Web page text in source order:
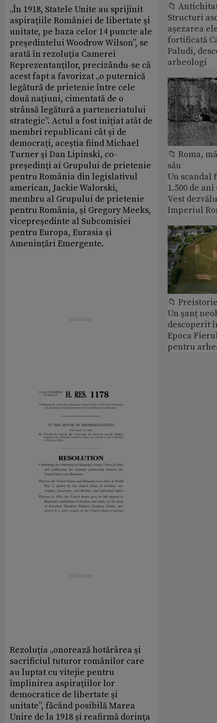
„În 1918, Statele Unite au sprijinit
aspiraţiile României de libertate şi
unitate, pe baza celor 14 puncte ale
preşedintelui Woodrow Wilson”, se
arată în rezoluţia Camerei
Reprezentanţilor, precizându-se că
acest fapt a favorizat „o puternică
legătură de prietenie între cele
două naţiuni, cimentată de o
strânsă legătură a parteneriatului
strategic”. Actul a fost iniţiat atât de
membri republicani cât şi de
democraţi, aceştia fiind Michael
Turner şi Dan Lipinski, co-
preşedinţi ai Grupului de prietenie
pentru România din legislativul
american, Jackie Walorski,
membru al Grupului de prietenie
pentru România, şi Gregory Meeks,
vicepreşedinte al Subcomisiei
pentru Europa, Eurasia şi
Ameninţări Emergente.
Rezoluţia „onorează hotărârea şi
sacrificiul tuturor românilor care
au luptat cu vitejie pentru
împlinirea aspiraţiilor lor
democratice de libertate şi
unitate”, făcând posibilă Marea
Unire de la 1918 şi reafirmă dorinţa
📁
Structuri
așezarea
fortificată
Paludi,
arheologi
📁 Roma,
său
Un scandal
1.500 de
Vest
Imperiul
📁
Un șanț
descoperit
Epoca
pentru